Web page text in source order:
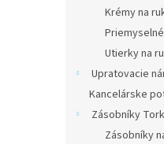
Krémy na
Utierky na
Upratovacie
Kancelárske
Zásobníky Tork
Zásobníky